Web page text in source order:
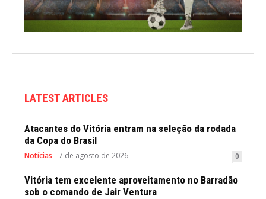
LATEST ARTICLES
Atacantes do Vitória entram na seleção da rodada
da Copa do Brasil
Notícias 7 de agosto de 2026 0
Vitória tem excelente aproveitamento no Barradão
sob o comando de Jair Ventura